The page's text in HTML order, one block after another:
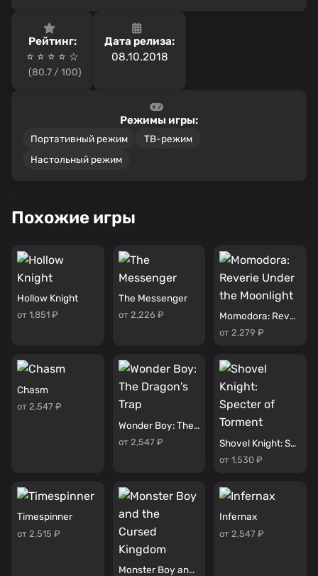
Рейтинг:
⭐ ⭐ ⭐ ⭐ ☆
(80.7 / 100)
Дата релиза:
08.10.2018
Режимы игры:
Портативный режим
ТВ-режим
Настольный режим
Похожие игры
Hollow Knight
от 1,851 ₽
The Messenger
от 2,226 ₽ Momodora: Reverie Under the Moonlight
от 2,279 ₽
Chasm
от 2,547 ₽
Wonder Boy: The Dragon's Trap
от 2,547 ₽ Shovel Knight: Specter of Torment
от 1,530 ₽
Timespinner
от 2,515 ₽
Monster Boy and the Cursed Kingdom
Infernax
от 2,547 ₽